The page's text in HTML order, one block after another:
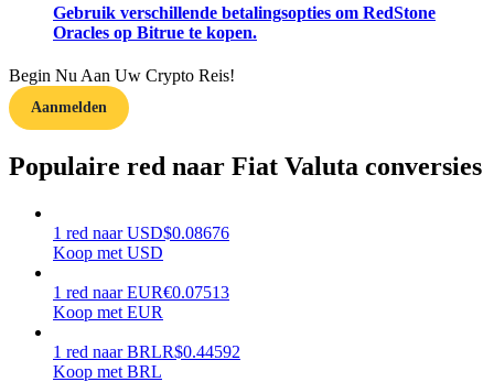
Verdienen
Macht varkentje
Verdien dagelijks competitieve beloningen
Gebruik verschillende betalingsopties om RedStone
Oracles op Bitrue te kopen.
Begin Nu Aan Uw Crypto Reis!
Aanmelden
Populaire red naar Fiat Valuta conversies
1 red naar USD$0.08676
Koop met USD
1 red naar EUR€0.07513
Koop met EUR
1 red naar BRLR$0.44592
Koop met BRL